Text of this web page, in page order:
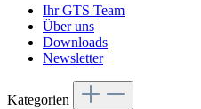
Ihr GTS Team
Über uns
Downloads
Newsletter
Kategorien